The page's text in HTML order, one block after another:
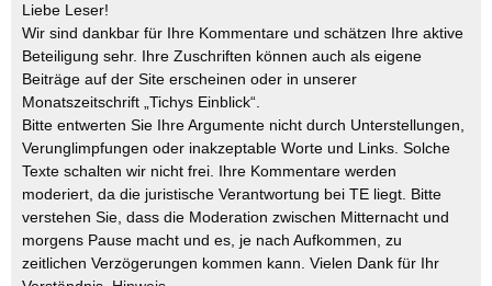
Liebe Leser!
Wir sind dankbar für Ihre Kommentare und schätzen Ihre aktive
Beteiligung sehr. Ihre Zuschriften können auch als eigene
Beiträge auf der Site erscheinen oder in unserer
Monatszeitschrift „Tichys Einblick“.
Bitte entwerten Sie Ihre Argumente nicht durch Unterstellungen,
Verunglimpfungen oder inakzeptable Worte und Links. Solche
Texte schalten wir nicht frei. Ihre Kommentare werden
moderiert, da die juristische Verantwortung bei TE liegt. Bitte
verstehen Sie, dass die Moderation zwischen Mitternacht und
morgens Pause macht und es, je nach Aufkommen, zu
zeitlichen Verzögerungen kommen kann. Vielen Dank für Ihr